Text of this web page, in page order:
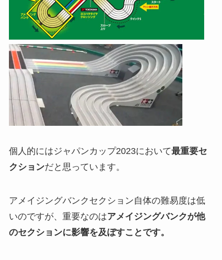
個人的にはジャパンカップ2023において最重要セ
クションだと思っています。
アメイジングバンクセクション自体の難易度は低
いのですが、重要なのはアメイジングバンクが他
のセクションに影響を及ぼすことです。